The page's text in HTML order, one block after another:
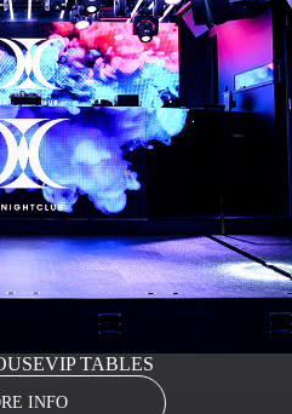
VIP TABLES
INFO